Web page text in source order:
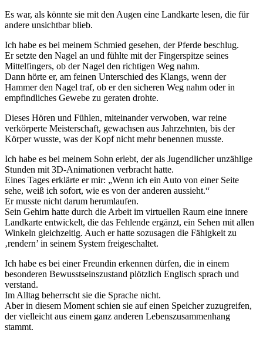
Es war, als könnte sie mit den Augen eine Landkarte lesen, die für
andere unsichtbar blieb.
Ich habe es bei meinem Schmied gesehen, der Pferde beschlug.
Er setzte den Nagel an und fühlte mit der Fingerspitze seines
Mittelfingers, ob der Nagel den richtigen Weg nahm.
Dann hörte er, am feinen Unterschied des Klangs, wenn der
Hammer den Nagel traf, ob er den sicheren Weg nahm oder in
empfindliches Gewebe zu geraten drohte.
Dieses Hören und Fühlen, miteinander verwoben, war reine
verkörperte Meisterschaft, gewachsen aus Jahrzehnten, bis der
Körper wusste, was der Kopf nicht mehr benennen musste.
Ich habe es bei meinem Sohn erlebt, der als Jugendlicher unzählige
Stunden mit 3D-Animationen verbracht hatte.
Eines Tages erklärte er mir: „Wenn ich ein Auto von einer Seite
sehe, weiß ich sofort, wie es von der anderen aussieht.“
Er musste nicht darum herumlaufen.
Sein Gehirn hatte durch die Arbeit im virtuellen Raum eine innere
Landkarte entwickelt, die das Fehlende ergänzt, ein Sehen mit allen
Winkeln gleichzeitig. Auch er hatte sozusagen die Fähigkeit zu
‚rendern’ in seinem System freigeschaltet.
Ich habe es bei einer Freundin erkennen dürfen, die in einem
besonderen Bewusstseinszustand plötzlich Englisch sprach und
verstand.
Im Alltag beherrscht sie die Sprache nicht.
Aber in diesem Moment schien sie auf einen Speicher zuzugreifen,
der vielleicht aus einem ganz anderen Lebenszusammenhang
stammt.